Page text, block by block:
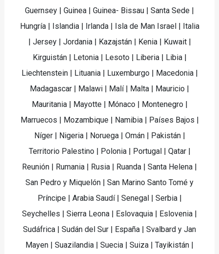
Guernsey | Guinea | Guinea- Bissau | Santa Sede |
Hungría | Islandia | Irlanda | Isla de Man Israel | Italia
| Jersey | Jordania | Kazajstán | Kenia | Kuwait |
Kirguistán | Letonia | Lesoto | Liberia | Libia |
Liechtenstein | Lituania | Luxemburgo | Macedonia |
Madagascar | Malawi | Malí | Malta | Mauricio |
Mauritania | Mayotte | Mónaco | Montenegro |
Marruecos | Mozambique | Namibia | Países Bajos |
Níger | Nigeria | Noruega | Omán | Pakistán |
Territorio Palestino | Polonia | Portugal | Qatar |
Reunión | Rumania | Rusia | Ruanda | Santa Helena |
San Pedro y Miquelón | San Marino Santo Tomé y
Príncipe | Arabia Saudí | Senegal | Serbia |
Seychelles | Sierra Leona | Eslovaquia | Eslovenia |
Sudáfrica | Sudán del Sur | España | Svalbard y Jan
Mayen | Suazilandia | Suecia | Suiza | Tayikistán |